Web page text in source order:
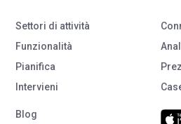
Settori di attività
Funzionalità
Pianifica
Intervieni
Blog